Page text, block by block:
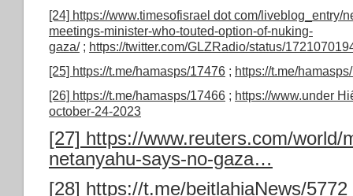
[24] https://www.timesofisrael dot com/liveblog_entry/
meetings-minister-who-touted-option-of-nuking-
gaza/; https://twitter.com/GLZRadio/status/
[25] https://t.me/hamasps/17476 ; https://t.me/
[26] https://t.me/hamasps/17466 ; https://www.under
october-24-2023
[27] https://www.reuters.com/world/
netanyahu-says-no-gaza…
[28] https://t.me/beitlahiaNews/5772